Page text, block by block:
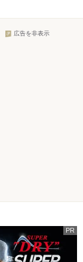
広告を非表示
PR